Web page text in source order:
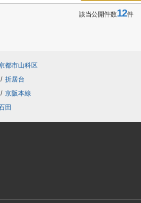
該当公開件数12件
都市山科区
/ 折居台
/ 京阪本線
田